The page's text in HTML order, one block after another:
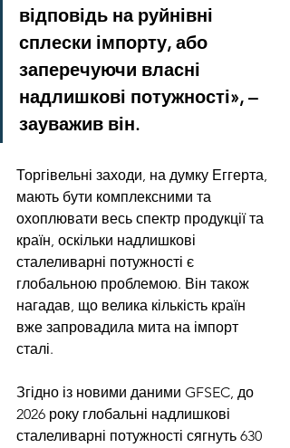
відповідь на руйнівні
сплески імпорту, або
заперечуючи власні
надлишкові потужності», –
зауважив він.
Торгівельні заходи, на думку Еггерта,
мають бути комплексними та
охоплювати весь спектр продукції та
країн, оскільки надлишкові
сталеливарні потужності є
глобальною проблемою. Він також
нагадав, що велика кількість країн
вже запровадила мита на імпорт
сталі.
Згідно із новими даними GFSEC, до
2026 року глобальні надлишкові
сталеливарні потужності сягнуть 630